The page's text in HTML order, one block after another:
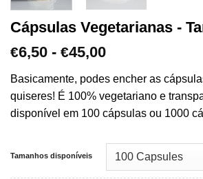
Cápsulas Vegetarianas -
€6,50 - €45,00Gama
preços:
€6,50
a
Basicamente, podes encher as
quiseres! É 100% vegetariano e
disponível em 100 cápsulas ou 1000
Tamanhos disponíveis